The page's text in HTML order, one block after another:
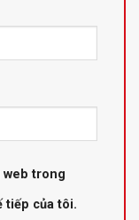
web trong
tiếp của tôi.